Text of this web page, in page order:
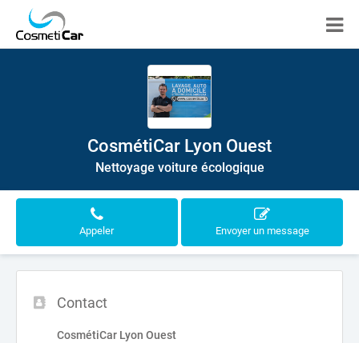
CosmétiCar Lyon Ouest
Nettoyage voiture écologique
Appeler Envoyer un message
Contact
CosmétiCar Lyon Ouest